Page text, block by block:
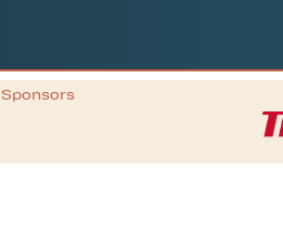
Sponsors